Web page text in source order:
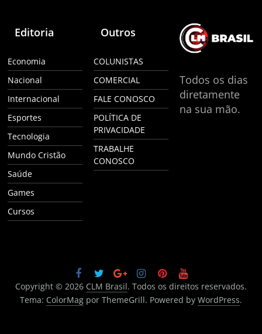
Editoria
Economia
Nacional
Internacional
Esportes
Tecnologia
Mundo Cristão
Saúde
Games
Cursos
Outros
COLUNISTAS
COMERCIAL
FALE CONOSCO
POLÍTICA DE
PRIVACIDADE
TRABALHE
CONOSCO
Todos os dias
diretamente
na sua mão.
Copyright © 2026 CLM Brasil. Todos os direitos reservados.
Tema: ColorMagpor ThemeGrill. Powered by WordPress.